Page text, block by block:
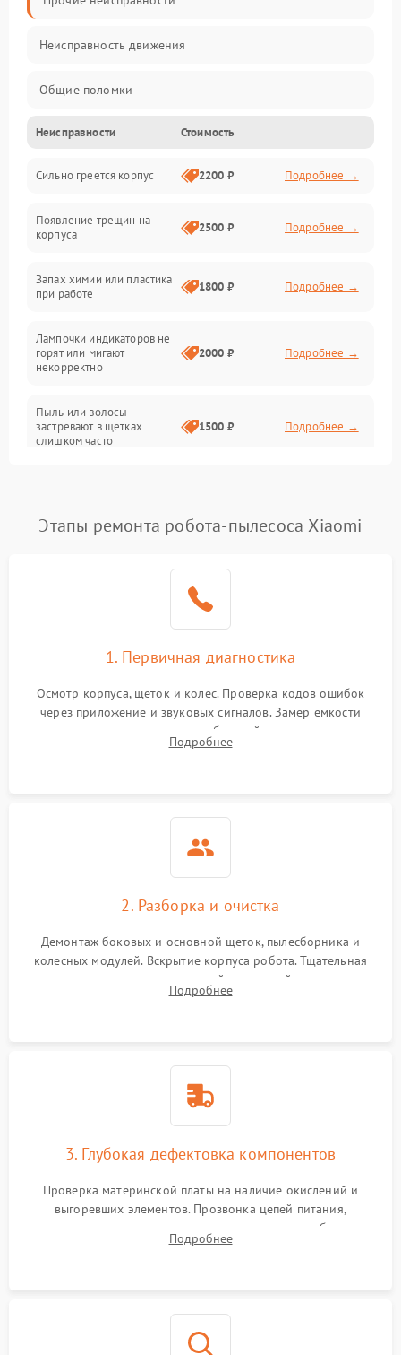
Неисправность движения
Общие поломки
Неисправность датчиков
Неисправность программного обеспечения
Проблемы с сигналом
Батарея
Программные сбои
Неисправности Стоимость
Сильно греется корпус 2200 ₽ Подробнее →
Появление трещин на
корпуса
2500 ₽ Подробнее →
Запах химии или пластика
при работе
1800 ₽ Подробнее →
Лампочки индикаторов не
горят или мигают
некорректно
2000 ₽ Подробнее →
Пыль или волосы
застревают в щетках
слишком часто
1500 ₽ Подробнее →
Этапы ремонта робота-пылесоса Xiaomi
1. Первичная диагностика
Осмотр корпуса, щеток и колес. Проверка кодов ошибок
через приложение и звуковых сигналов. Замер емкости
аккумулятора и тестирование базовой станции зарядки.
Оценка работы лидара, бампера и датчиков падения для
Подробнее
2. Разборка и очистка
Демонтаж боковых и основной щеток, пылесборника и
колесных модулей. Вскрытие корпуса робота. Тщательная
очистка внутренних полостей, шестерней и плат от
скопившейся пыли, волос и шерсти животных с
Подробнее
3. Глубокая дефектовка компонентов
Проверка материнской платы на наличие окислений и
выгоревших элементов. Прозвонка цепей питания,
тестирование приводных моторов колес и турбины
всасывания. Оценка состояния оптических и инфракрасных
Подробнее